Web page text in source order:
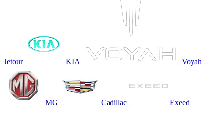
Jetour KIA Voyah
MG Cadillac Exeed